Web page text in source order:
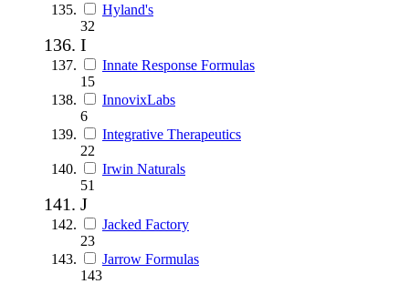
Hyland's
32
I
Innate Response Formulas
15
InnovixLabs
6
Integrative Therapeutics
22
Irwin Naturals
51
J
Jacked Factory
23
Jarrow Formulas
143